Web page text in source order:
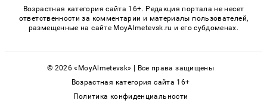
Возрастная категория сайта 16+. Редакция портала не несет
ответственности за комментарии и материалы пользователей,
размещенные на сайте MoyAlmetevsk.ru и его субдоменах.
© 2026 «MoyAlmetevsk» | Все права защищены
Возрастная категория сайта 16+
Политика конфиденциальности